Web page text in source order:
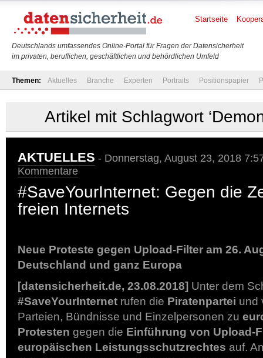
Deutschlands umfassendes Online-Portal für Fragen der Datensicherheit
im privaten, beruflichen, geschäftlichen und behördlichen Umfeld
Startseite
Themen: Aktuelles Branche Experten Portraits Positionspapier
Artikel mit Schlagwort
AKTUELLES - Donnerstag, August 23, 2018
Kommentare
#SaveYourInternet: Gegen die
freien Internets
Neue Proteste gegen Upload-Filter am 26.
Deutschland und ganz Europa
[datensicherheit.de, 23.08.2018] Unter dem
#SaveYourInternet rufen die Piratenpartei und
Parteien, Bündnisse und Einzelpersonen zu
Protesten gegen die Einführung von Upload-
europäischen Leistungsschutzrechtes auf.